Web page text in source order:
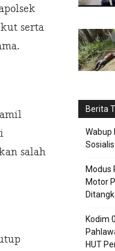
serta
salah
Berita
Wabup
Modus
Motor
Kodim
HUT